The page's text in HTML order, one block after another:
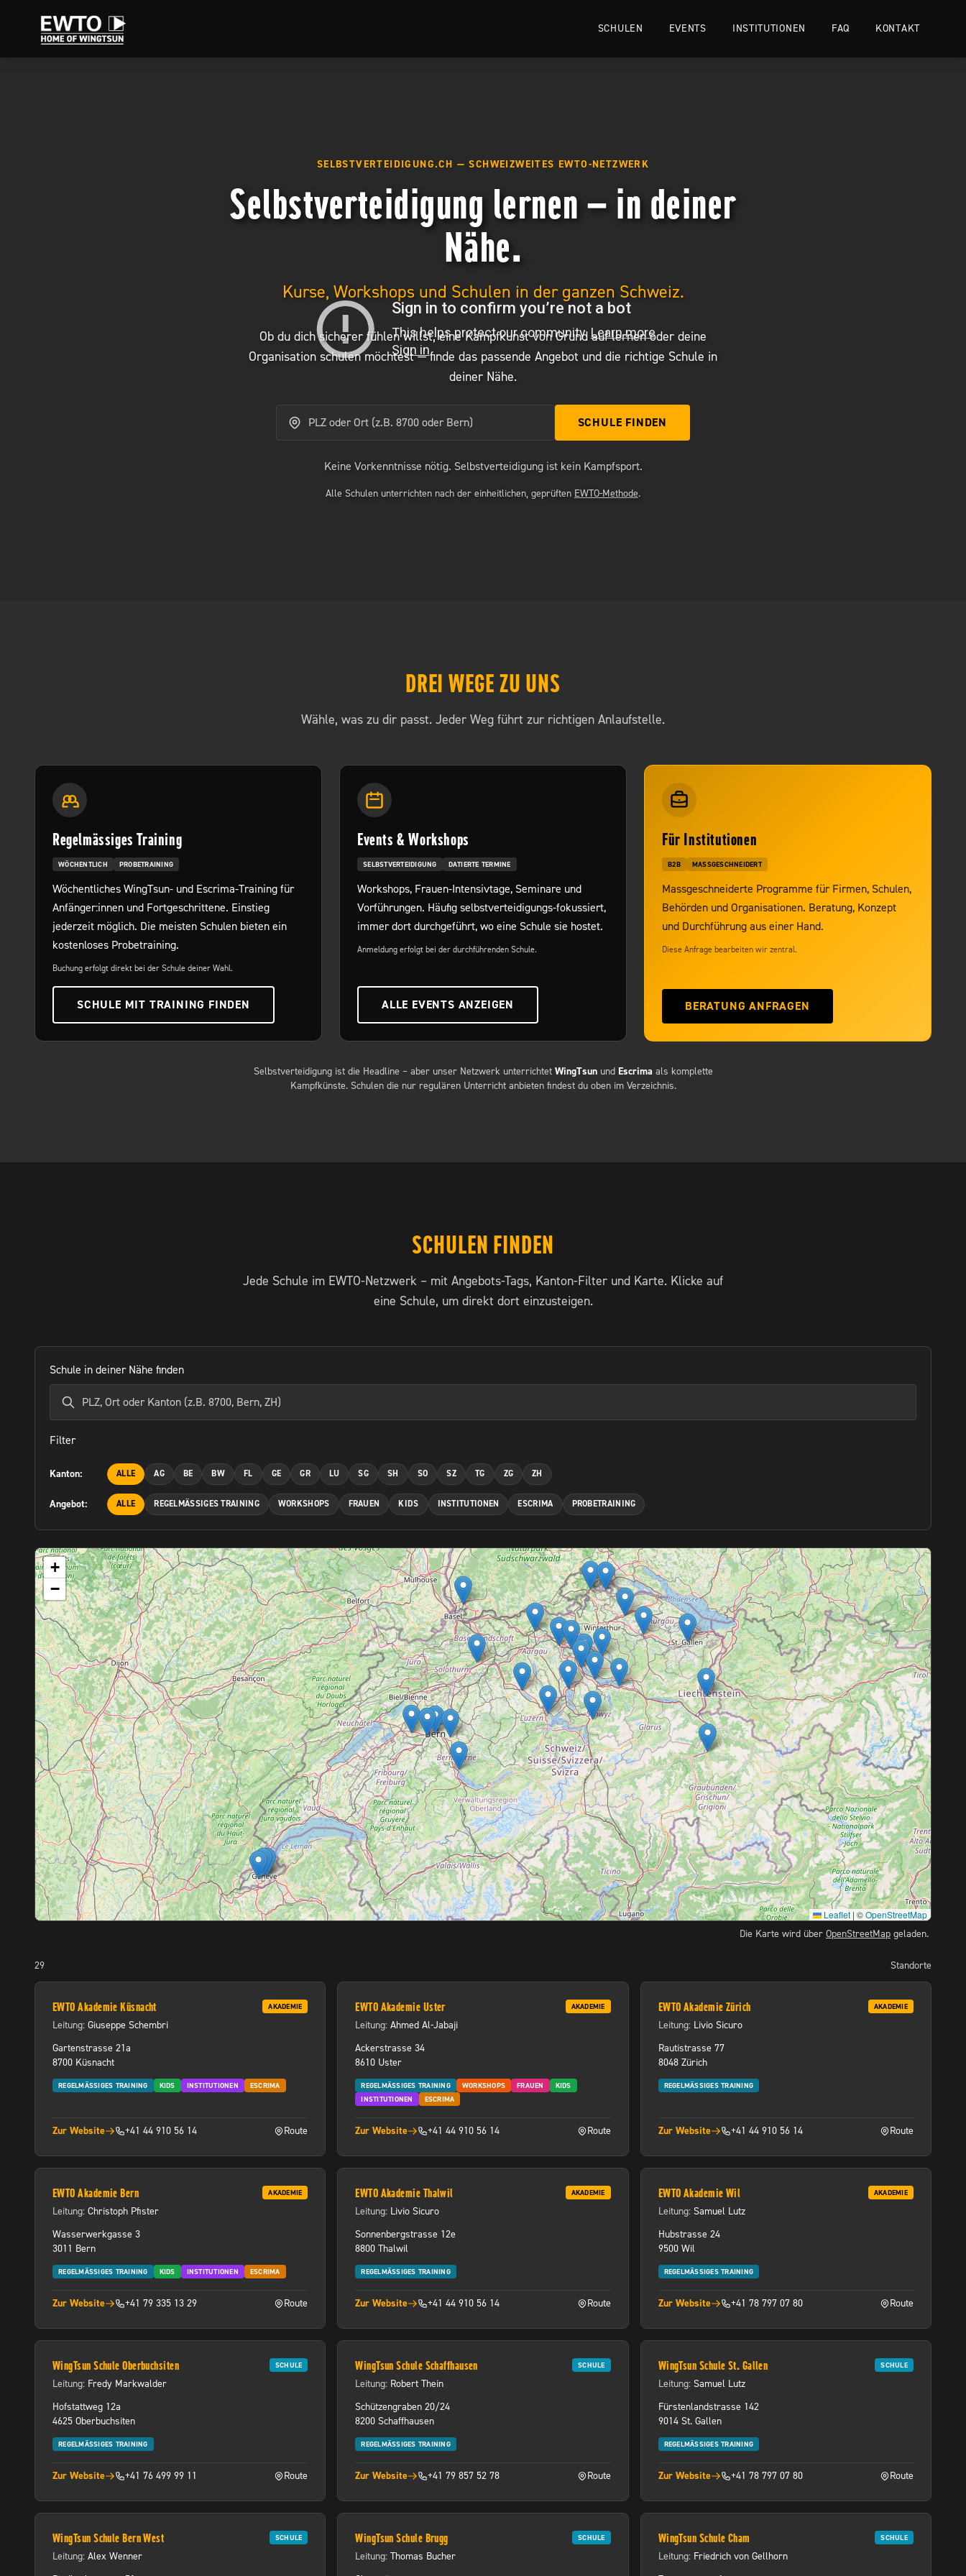
SCHULEN EVENTS INSTITUTIONEN FAQ KONTAKT
SELBSTVERTEIDIGUNG.CH — SCHWEIZWEITES EWTO-NETZWERK
Selbstverteidigung lernen — in deiner
Nähe.
Kurse, Workshops und Schulen in der ganzen Schweiz.
Ob du dich sicherer fühlen willst, eine Kampfkunst von Grund auf lernen oder deine
Organisation schulen möchtest — finde das passende Angebot und die richtige Schule in
deiner Nähe.
PLZ oder Ort eingeben
SCHULE FINDEN
Keine Vorkenntnisse nötig. Selbstverteidigung ist kein Kampfsport.
Alle Schulen unterrichten nach der einheitlichen, geprüften EWTO-Methode(öffnet in neuem Tab)
.
DREI WEGE ZU UNS
Wähle, was zu dir passt. Jeder Weg führt zur richtigen Anlaufstelle.
Regelmässiges Training
WÖCHENTLICH PROBETRAINING
Wöchentliches WingTsun- und Escrima-Training für
Anfänger:innen und Fortgeschrittene. Einstieg
jederzeit möglich. Die meisten Schulen bieten ein
kostenloses Probetraining.
Buchung erfolgt direkt bei der Schule deiner Wahl.
SCHULE MIT TRAINING FINDEN
Events & Workshops
SELBSTVERTEIDIGUNG DATIERTE TERMINE
Workshops, Frauen-Intensivtage, Seminare und
Vorführungen. Häufig selbstverteidigungs-fokussiert,
immer dort durchgeführt, wo eine Schule sie hostet.
Anmeldung erfolgt bei der durchführenden Schule.
ALLE EVENTS ANZEIGEN
Für Institutionen
B2B MASSGESCHNEIDERT
Massgeschneiderte Programme für Firmen, Schulen,
Behörden und Organisationen. Beratung, Konzept
und Durchführung aus einer Hand.
Diese Anfrage bearbeiten wir zentral.
BERATUNG ANFRAGEN
Selbstverteidigung ist die Headline – aber unser Netzwerk unterrichtet WingTsunund Escrima als komplette
Kampfkünste. Schulen die nur regulären Unterricht anbieten findest du oben im Verzeichnis.
SCHULEN FINDEN
Jede Schule im EWTO-Netzwerk – mit Angebots-Tags, Kanton-Filter und Karte. Klicke auf
eine Schule, um direkt dort einzusteigen.
Schule in deiner Nähe finden
Filter
Kanton: ALLE AG BE BW FL GE GR LU SG SH SO SZ TG ZG ZH
Angebot: ALLE REGELMÄSSIGES TRAINING WORKSHOPS FRAUEN KIDS INSTITUTIONEN ESCRIMA PROBETRAINING
+
−
Leaflet | ©OpenStreetMap
Die Karte wird über OpenStreetMap geladen.
29 Standorte
EWTO Akademie Küsnacht
Leitung: Giuseppe Schembri
AKADEMIE
Gartenstrasse 21a
8700 Küsnacht
REGELMÄSSIGES TRAINING KIDS INSTITUTIONEN ESCRIMA
Zur Website
(öffnet in neuem Tab)+41 44 910 56 14 Route
(öffnet in neuem Tab)
EWTO Akademie Uster
Leitung: Ahmed Al-Jabaji
AKADEMIE
Ackerstrasse 34
8610 Uster
REGELMÄSSIGES TRAINING WORKSHOPS FRAUEN
KIDS
INSTITUTIONEN
ESCRIMA
Zur Website
(öffnet in neuem Tab)+41 44 910 56 14 Route
(öffnet in neuem Tab)
EWTO Akademie Zürich
Leitung:Livio Sicuro
AKADEMIE
Rautistrasse 77
8048 Zürich
REGELMÄSSIGES TRAINING
Zur Website
(öffnet in neuem Tab)+41 44 910 56 14 Route
(öffnet in neuem Tab)
EWTO Akademie Bern
Leitung: Christoph Pfister
AKADEMIE
Wasserwerkgasse 3
3011 Bern
REGELMÄSSIGES TRAINING KIDS INSTITUTIONEN ESCRIMA
Zur Website
(öffnet in neuem Tab)+41 79 335 13 29 Route
(öffnet in neuem Tab)
EWTO Akademie Thalwil
Leitung: Livio Sicuro
AKADEMIE
Sonnenbergstrasse 12e
8800 Thalwil
REGELMÄSSIGES TRAINING
Zur Website
(öffnet in neuem Tab)+41 44 910 56 14 Route
(öffnet in neuem Tab)
EWTO Akademie Wil
Leitung:Samuel Lutz
AKADEMIE
Hubstrasse 24
9500 Wil
REGELMÄSSIGES TRAINING
Zur Website
(öffnet in neuem Tab)+41 78 797 07 80 Route
(öffnet in neuem Tab)
WingTsun Schule Oberbuchsiten
Leitung: Fredy Markwalder
SCHULE
Hofstattweg 12a
4625 Oberbuchsiten
REGELMÄSSIGES TRAINING
Zur Website
(öffnet in neuem Tab)+41 76 499 99 11 Route
(öffnet in neuem Tab)
WingTsun Schule Schaffhausen
Leitung: Robert Thein
SCHULE
Schützengraben 20/24
8200 Schaffhausen
REGELMÄSSIGES TRAINING
Zur Website
(öffnet in neuem Tab)+41 79 857 52 78 Route
(öffnet in neuem Tab)
WingTsun Schule St. Gallen
Leitung:Samuel Lutz
SCHULE
Fürstenlandstrasse 142
9014 St. Gallen
REGELMÄSSIGES TRAINING
Zur Website
(öffnet in neuem Tab)+41 78 797 07 80 Route
(öffnet in neuem Tab)
WingTsun Schule Bern West
Leitung: Alex Wenner
SCHULE WingTsun Schule Brugg
Leitung: Thomas Bucher
SCHULE WingTsun Schule Cham
Leitung:Friedrich von Gellhorn
SCHULE